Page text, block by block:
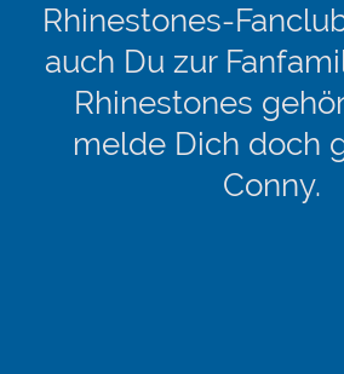
Rhinestones-
auch Du zur
Rhinestones
melde Dich doch
Conny.